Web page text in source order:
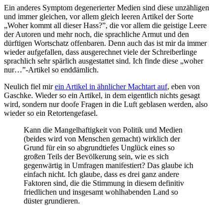
Ein anderes Symptom degenerierter Medien sind diese unzähligen
und immer gleichen, vor allem gleich leeren Artikel der Sorte
„Woher kommt all dieser Hass?”, die vor allem die geistige Leere
der Autoren und mehr noch, die sprachliche Armut und den
dürftigen Wortschatz offenbaren. Denn auch das ist mir da immer
wieder aufgefallen, dass ausgerechnet viele der Schreiberlinge
sprachlich sehr spärlich ausgestattet sind. Ich finde diese „woher
nur…”-Artikel so enddämlich.
Neulich fiel mirein Artikel in ähnlicher Machtart auf, eben von
Gaschke. Wieder so ein Artikel, in dem eigentlich nichts gesagt
wird, sondern nur doofe Fragen in die Luft geblasen werden, also
wieder so ein Retortengefasel.
Kann die Mangelhaftigkeit von Politik und Medien
(beides wird von Menschen gemacht) wirklich der
Grund für ein so abgrundtiefes Unglück eines so
großen Teils der Bevölkerung sein, wie es sich
gegenwärtig in Umfragen manifestiert? Das glaube ich
einfach nicht. Ich glaube, dass es drei ganz andere
Faktoren sind, die die Stimmung in diesem definitiv
friedlichen und insgesamt wohlhabenden Land so
düster grundieren.